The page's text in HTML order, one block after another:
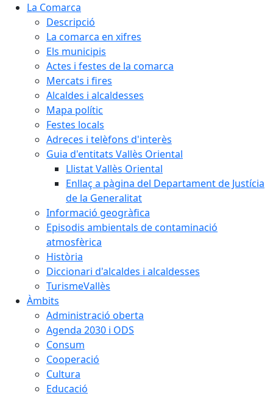
La Comarca
Descripció
La comarca en xifres
Els municipis
Actes i festes de la comarca
Mercats i fires
Alcaldes i alcaldesses
Mapa polític
Festes locals
Adreces i telèfons d'interès
Guia d'entitats Vallès Oriental
Llistat Vallès Oriental
Enllaç a pàgina del Departament de Justícia
de la Generalitat
Informació geogràfica
Episodis ambientals de contaminació
atmosfèrica
Història
Diccionari d'alcaldes i alcaldesses
TurismeVallès
Àmbits
Administració oberta
Agenda 2030 i ODS
Consum
Cooperació
Cultura
Educació